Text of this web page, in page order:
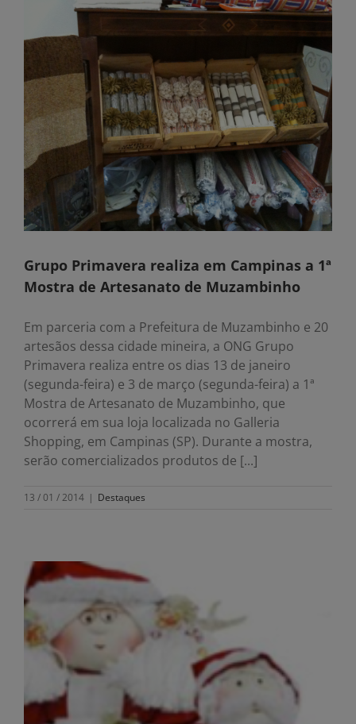
Grupo Primavera realiza em Campinas a 1ª
Mostra de Artesanato de Muzambinho
Em parceria com a Prefeitura de Muzambinho e 20
artesãos dessa cidade mineira, a ONG Grupo
Primavera realiza entre os dias 13 de janeiro
(segunda-feira) e 3 de março (segunda-feira) a 1ª
Mostra de Artesanato de Muzambinho, que
ocorrerá em sua loja localizada no Galleria
Shopping, em Campinas (SP). Durante a mostra,
serão comercializados produtos de [...]
13 / 01 / 2014 | Destaques